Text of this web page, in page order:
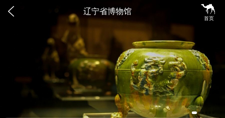
 
首页
辽宁省博物馆